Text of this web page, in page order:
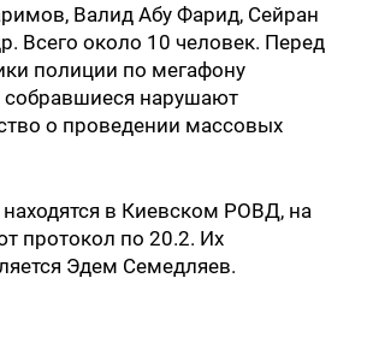
Валид Абу Фарид, Сейран
Всего около 10 человек. Перед
полиции по мегафону
собравшиеся нарушают
о проведении массовых
в Киевском РОВД, на
протокол по 20.2. Их
Эдем Семедляев.